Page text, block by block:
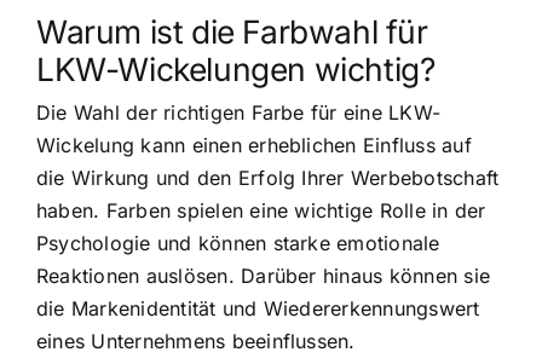
Warum ist die Farbwahl für
LKW-Wickelungen wichtig?
Die Wahl der richtigen Farbe für eine LKW-
Wickelung kann einen erheblichen Einfluss auf
die Wirkung und den Erfolg Ihrer Werbebotschaft
haben. Farben spielen eine wichtige Rolle in der
Psychologie und können starke emotionale
Reaktionen auslösen. Darüber hinaus können sie
die Markenidentität und Wiedererkennungswert
eines Unternehmens beeinflussen.